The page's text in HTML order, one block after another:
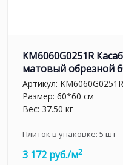
KM6060G0251R
матовый обрезной
Артикул: KM6060G0251R
Размер: 60*60 см
Вес: 37.50 кг
Плиток в упаковке: 5 шт
3 172 руб./м2